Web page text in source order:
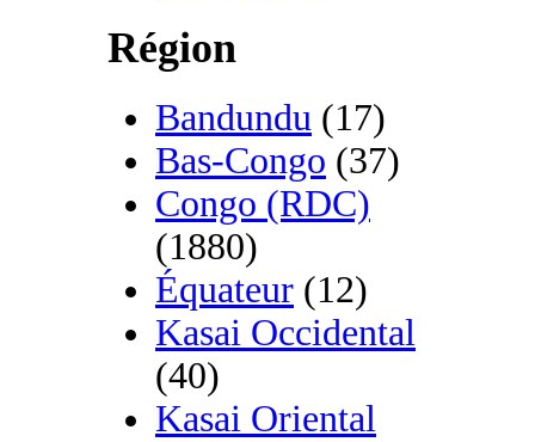
Région
Bandundu (17)
Bas-Congo (37)
Congo (RDC)
(1880)
Équateur (12)
Kasai Occidental
(40)
Kasai Oriental